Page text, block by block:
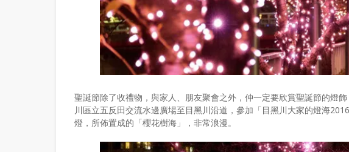
聖誕節除了收禮物，與家人、朋友聚會之外，仲一定要欣賞聖誕節的燈
川區立五反田交流水邊廣場至目黑川沿道，參加「目黑川大家的燈海
燈，所佈置成的「櫻花樹海」，非常浪漫。